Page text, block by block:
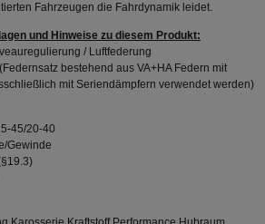
Fahrzeugen die Fahrdynamik leidet.
und Hinweise zu diesem Produkt:
/ Luftfederung
bestehend aus VA+HA Federn mit
mit Seriendämpfern verwendet werden)
45/20-40
Gewinde